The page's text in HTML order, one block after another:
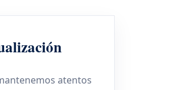
atentos